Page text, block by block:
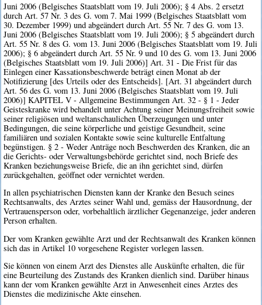
Juni 2006 (Belgisches Staatsblatt vom 19. Juli 2006); § 4 Abs. 2 ersetzt
durch Art. 57 Nr. 3 des G. vom 7. Mai 1999 (Belgisches Staatsblatt vom
30. Dezember 1999) und abgeändert durch Art. 55 Nr. 7 des G. vom 13.
Juni 2006 (Belgisches Staatsblatt vom 19. Juli 2006); § 5 abgeändert durch
Art. 55 Nr. 8 des G. vom 13. Juni 2006 (Belgisches Staatsblatt vom 19. Juli
2006); § 6 abgeändert durch Art. 55 Nr. 9 und 10 des G. vom 13. Juni 2006
(Belgisches Staatsblatt vom 19. Juli 2006)] Art. 31 - Die Frist für das
Einlegen einer Kassationsbeschwerde beträgt einen Monat ab der
Notifizierung [des Urteils oder des Entscheids]. [Art. 31 abgeändert durch
Art. 56 des G. vom 13. Juni 2006 (Belgisches Staatsblatt vom 19. Juli
2006)] KAPITEL V - Allgemeine Bestimmungen Art. 32 - § 1 - Jeder
Geisteskranke wird behandelt unter Achtung seiner Meinungsfreiheit sowie
seiner religiösen und weltanschaulichen Überzeugungen und unter
Bedingungen, die seine körperliche und geistige Gesundheit, seine
familiären und sozialen Kontakte sowie seine kulturelle Entfaltung
begünstigen. § 2 - Weder Anträge noch Beschwerden des Kranken, die an
die Gerichts- oder Verwaltungsbehörde gerichtet sind, noch Briefe des
Kranken beziehungsweise Briefe, die an ihn gerichtet sind, dürfen
zurückgehalten, geöffnet oder vernichtet werden.
In allen psychiatrischen Diensten kann der Kranke den Besuch seines
Rechtsanwalts, des Arztes seiner Wahl und, gemäss der Hausordnung, der
Vertrauensperson oder, vorbehaltlich ärztlicher Gegenanzeige, jeder anderen
Person erhalten.
Der vom Kranken gewählte Arzt und der Rechtsanwalt des Kranken können
sich das in Artikel 10 vorgesehene Register vorlegen lassen.
Sie können von einem Arzt des Dienstes alle Auskünfte erhalten, die für
eine Beurteilung des Zustands des Kranken dienlich sind. Darüber hinaus
kann der vom Kranken gewählte Arzt in Anwesenheit eines Arztes des
Dienstes die medizinische Akte einsehen.